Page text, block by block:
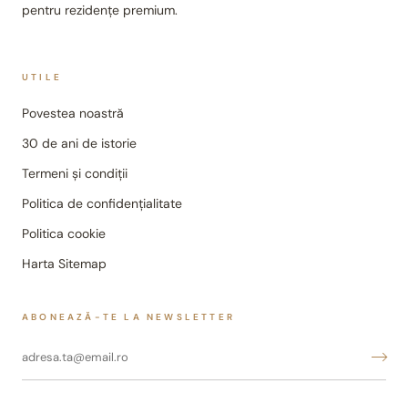
pentru rezidențe premium.
UTILE
Povestea noastră
30 de ani de istorie
Termeni și condiții
Politica de confidențialitate
Politica cookie
Harta Sitemap
ABONEAZĂ-TE LA NEWSLETTER